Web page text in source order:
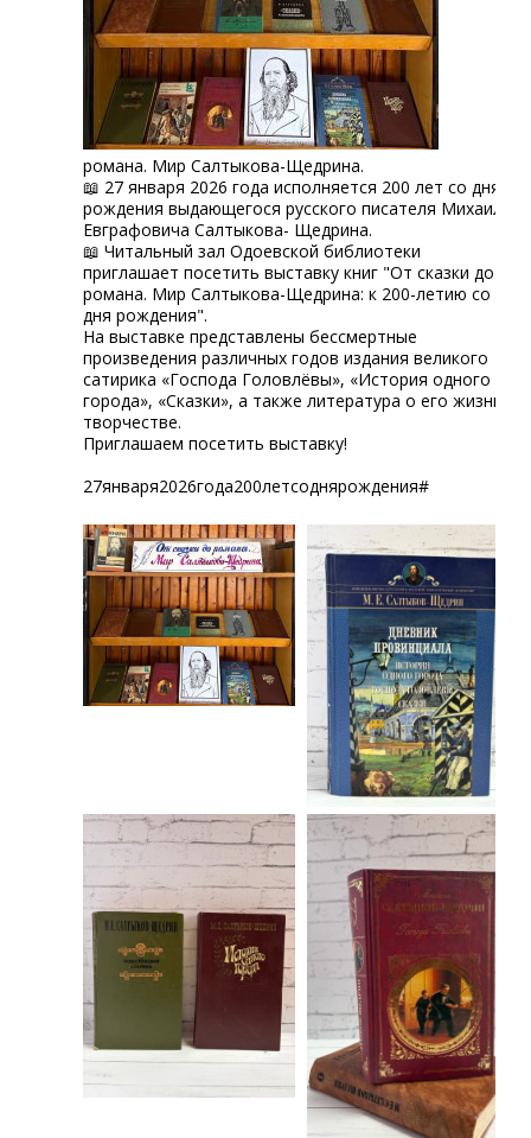
романа. Мир Салтыкова-Щедрина.
📖 27 января 2026 года исполняется 200 лет со дня
рождения выдающегося русского писателя Михаила
Евграфовича Салтыкова- Щедрина.
📖 Читальный зал Одоевской библиотеки
приглашает посетить выставку книг "От сказки до
романа. Мир Салтыкова-Щедрина: к 200-летию со
дня рождения".
На выставке представлены бессмертные
произведения различных годов издания великого
сатирика «Господа Головлёвы», «История одного
города», «Сказки», а также литература о его жизни и
творчестве.
Приглашаем посетить выставку!
27января2026года200летсоднярождения#